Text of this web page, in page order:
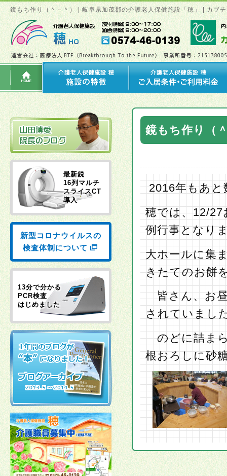
鏡もち作り（＾－＾） | 岐阜県加茂郡の介護老人保健施設「穂」 | カブ
鏡もち作り（
2016年もあと
穂では、12/
例行事となり
大ホールに集
きたてのお餅
皆さん、お昼
されていまし
のどに詰まら
根おろしに砂
最新鋭
16列マルチ
スライスCT
導入
新型コロナウイルスの
検査体制について
13分で分かる
PCR検査
はじめました